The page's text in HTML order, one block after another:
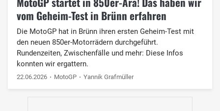
vom Geheim-Test in Brünn erfahren
Die MotoGP hat in Brünn ihren ersten Geheim-Test mit
den neuen 850er-Motorrädern durchgeführt.
Rundenzeiten, Zwischenfälle und mehr: Diese Infos
konnten wir ergattern.
22.06.2026 MotoGP Yannik Grafmüller